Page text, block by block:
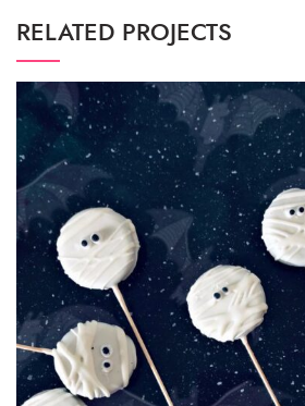
RELATED PROJECTS